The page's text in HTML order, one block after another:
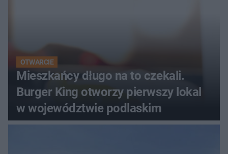
OTWARCIE
Mieszkańcy długo na to czekali.
Burger King otworzy pierwszy lokal
w województwie podlaskim